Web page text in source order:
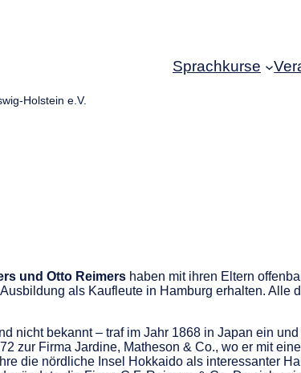
Holstein e.V.
Sprachkurse
und Otto Reimers haben mit ihren Eltern
als Kaufleute in Hamburg erhalten. Alle
nicht bekannt – traf im Jahr 1868 in Japan ein
zur Firma Jardine, Matheson & Co., wo er mit
die nördliche Insel Hokkaido als interessanter